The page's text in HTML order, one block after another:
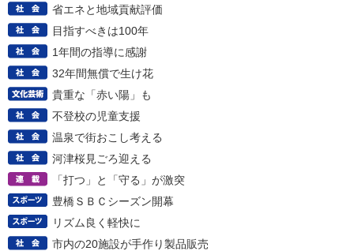
省エネと地域貢献評価
目指すべきは100年
1年間の指導に感謝
32年間無償で生け花
貴重な「赤い陽」も
不登校の児童支援
温泉で街おこし考える
河津桜見ごろ迎える
「打つ」と「守る」が激突
豊橋ＳＢＣシーズン開幕
リズム良く軽快に
市内の20施設が手作り製品販売